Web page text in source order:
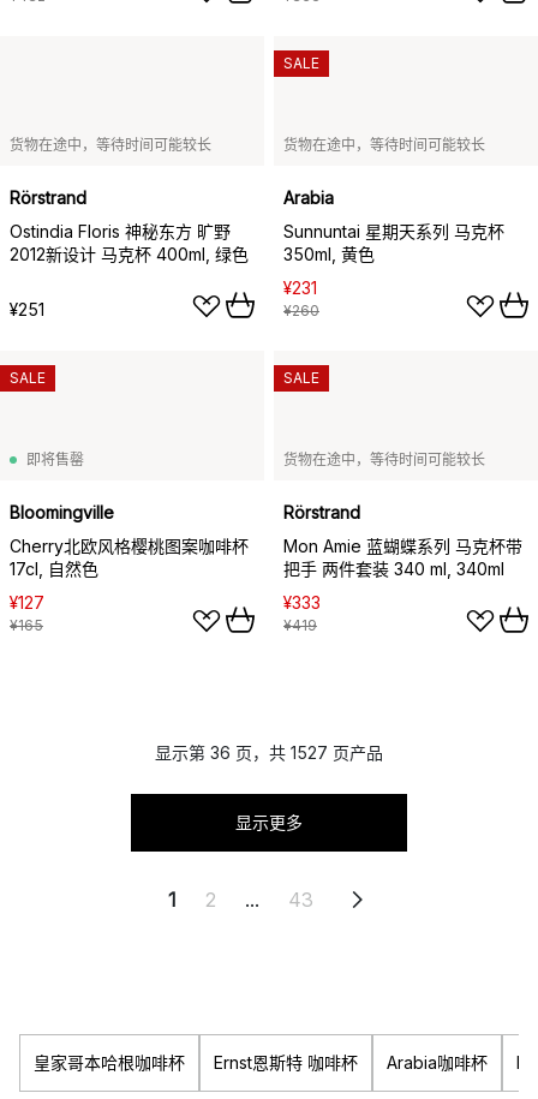
货物在途中，等待时间可能较长
Rörstrand
Ostindia Floris 神秘东方 旷野
2012新设计 马克杯 400ml, 绿色
¥251
货物在途中，等待时间可能较长
Arabia
Sunnuntai 星期天系列 马克杯
350ml, 黄色
¥231
¥260
SALE
即将售罄
Bloomingville
Cherry北欧风格樱桃图案咖啡杯
17cl, 自然色
¥127
¥165
SALE
货物在途中，等待时间可能较长
Rörstrand
Mon Amie 蓝蝴蝶系列 马克杯带
把手 两件套装 340 ml, 340ml
¥333
¥419
SALE
显示第 36 页，共 1527 页产品
显示更多
1 2 ... 43
皇家哥本哈根咖啡杯 Ernst恩斯特 咖啡杯 Arabia咖啡杯